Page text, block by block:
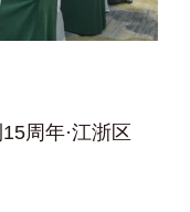
周年·江浙区